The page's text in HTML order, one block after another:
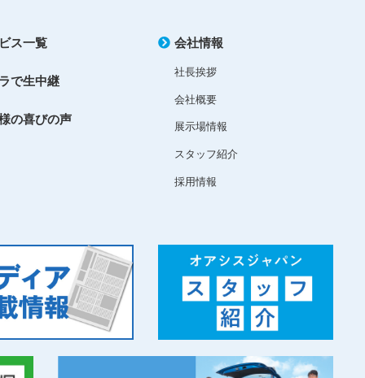
ス一覧
で生中継
の喜びの声
会社情報
社長挨拶
会社概要
展示場情報
スタッフ紹介
採用情報